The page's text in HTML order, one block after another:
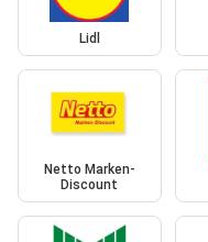
Lidl
Netto Marken-
Discount